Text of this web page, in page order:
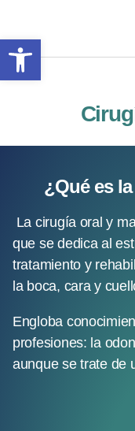
¿Qué es
que se dedica al
tratamiento y
la boca, cara y
Engloba
profesiones: la
aunque se trate de
Abrir barra de herramientas